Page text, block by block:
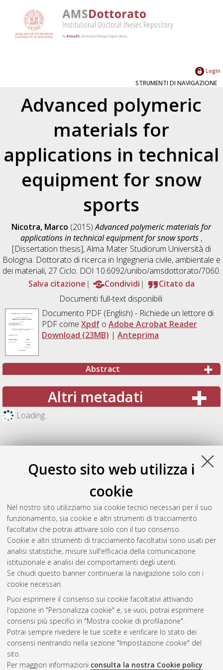
Questo sito web utilizza i
cookie
Nel nostro sito utilizziamo sia cookie tecnici necessari per il suo
funzionamento, sia cookie e altri strumenti di tracciamento
facoltativi che potrai attivare solo con il tuo consenso.
Cookie e altri strumenti di tracciamento facoltativi sono usati per
analisi statistiche, misure sull'efficacia della comunicazione
istituzionale e analisi dei comportamenti degli utenti.
Se chiudi questo banner continuerai la navigazione solo con i
cookie necessari.
Puoi esprimere il consenso sui cookie facoltativi attivando
l'opzione in "Personalizza cookie" e, se vuoi, potrai esprimere
consensi più specifici in "Mostra cookie di profilazione".
Potrai sempre rivedere le tue scelte e verificare lo stato dei
consensi rientrando nella sezione "Impostazione cookie" del
sito.
Per maggiori informazioni consulta la nostra Cookie policy.
Login
STRUMENTI DI NAVIGAZIONE
Advanced polymeric
materials for
applications in technical
equipment for snow
sports
Nicotra, Marco (2015)Advanced polymeric materials for
applications in technical equipment for snow sports ,
[Dissertation thesis], Alma Mater Studiorum Università di
Bologna. Dottorato di ricerca in Ingegneria civile, ambientale e
dei materiali, 27 Ciclo. DOI 10.6092/unibo/amsdottorato/7060.
Salva citazione
Condividi
Citato da
Documenti full-text disponibili:
Documento PDF(English) - Richiede un lettore di
PDF come Xpdfo Adobe Acrobat Reader
Download (23MB) | Anteprima
Abstract
Altri metadati
Loading...
Gestione del documento:
Atom
Rss 1.0
Rss 2.0
ISSN: 2038-7946